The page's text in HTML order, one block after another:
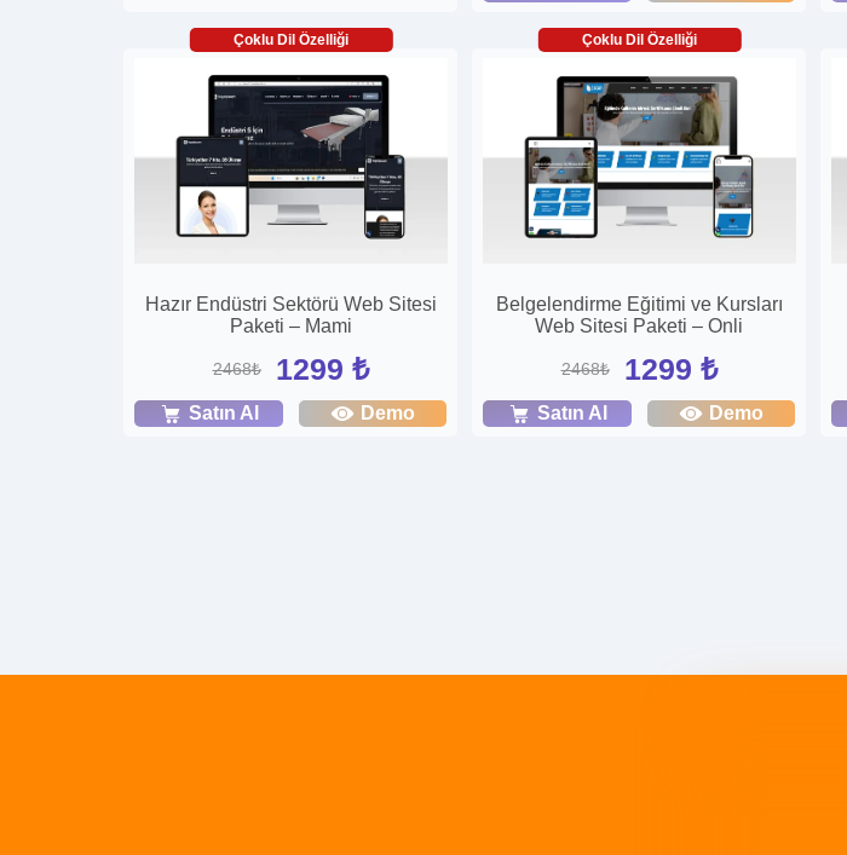
Çoklu Dil Özelliği
Hazır Endüstri Sektörü Web Sitesi
Paketi – Mami
2468₺ 1299 ₺
Satın Al Demo
Çoklu Dil Özelliği
Belgelendirme Eğitimi ve Kursları
Web Sitesi Paketi – Onli
2468₺ 1299 ₺
Satın Al Demo